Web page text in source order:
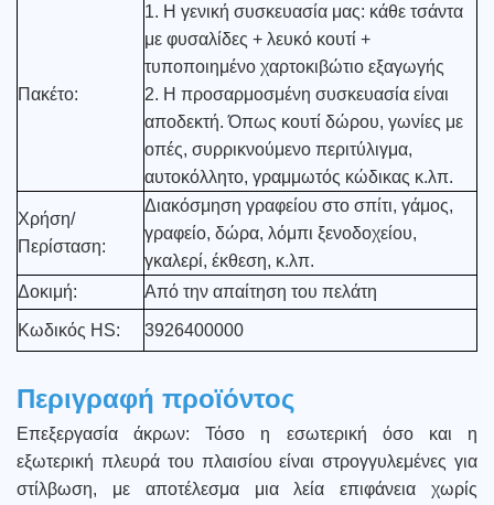
Πακέτο:
1. Η γενική συσκευασία μας: κάθε τσάντα
με φυσαλίδες + λευκό κουτί +
τυποποιημένο χαρτοκιβώτιο εξαγωγής
2. Η προσαρμοσμένη συσκευασία είναι
αποδεκτή. Όπως κουτί δώρου, γωνίες με
οπές, συρρικνούμενο περιτύλιγμα,
αυτοκόλλητο, γραμμωτός κώδικας κ.λπ.
Χρήση/
Περίσταση:
Διακόσμηση γραφείου στο σπίτι, γάμος,
γραφείο, δώρα, λόμπι ξενοδοχείου,
γκαλερί, έκθεση, κ.λπ.
Δοκιμή:
Από την απαίτηση του πελάτη
Κωδικός HS: 3926400000
Περιγραφή προϊόντος
Επεξεργασία άκρων: Τόσο η εσωτερική όσο και η
εξωτερική πλευρά του πλαισίου είναι στρογγυλεμένες για
στίλβωση, με αποτέλεσμα μια λεία επιφάνεια χωρίς